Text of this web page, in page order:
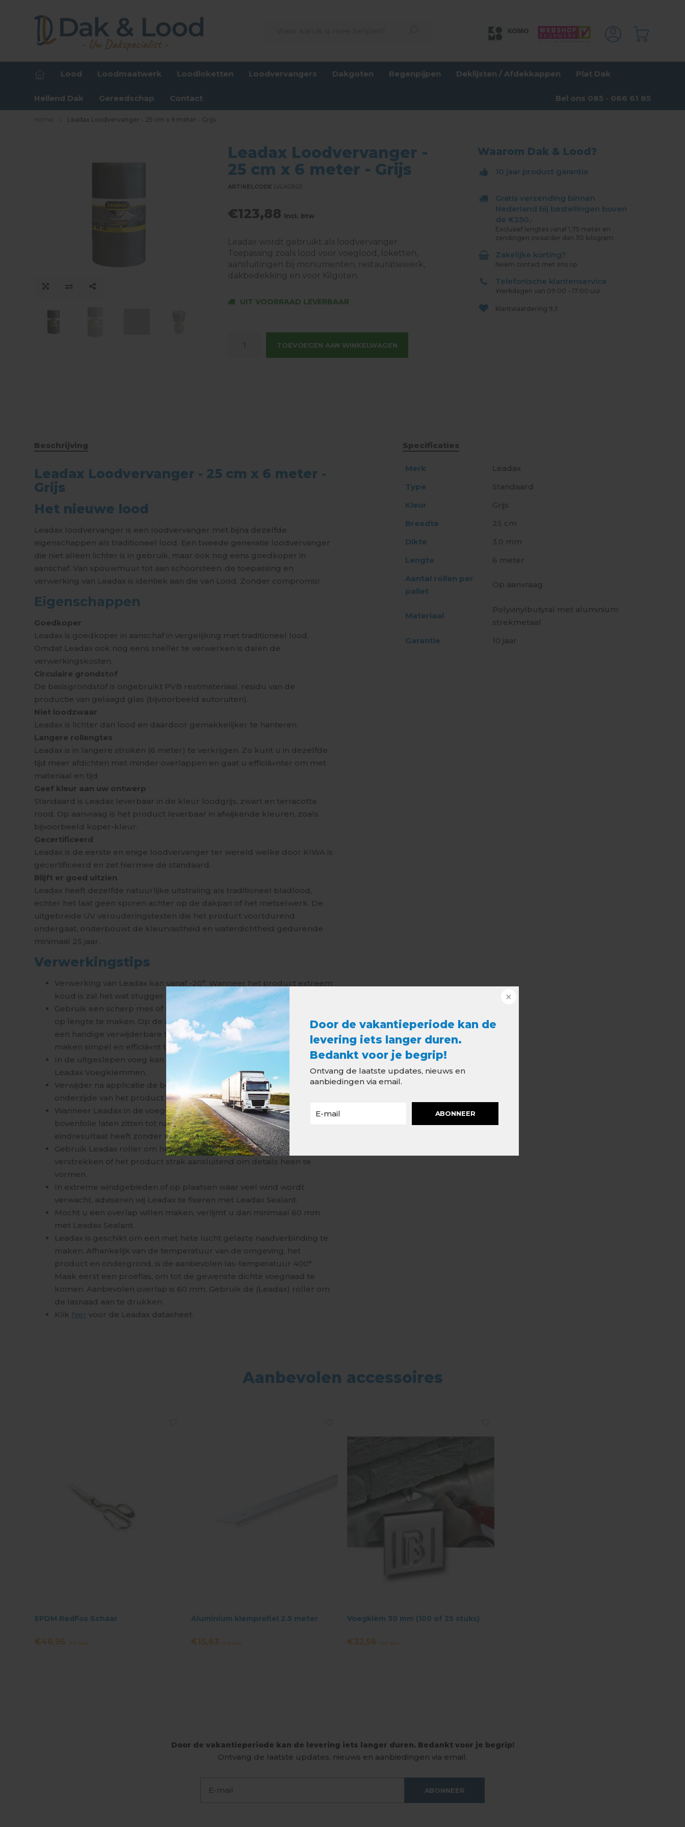
Door de vakantieperiode kan de
levering iets langer duren.
Bedankt voor je begrip!
Ontvang de laatste updates, nieuws en
aanbiedingen via email.
ABONNEER
Lood Loodmaatwerk Loodloketten Loodvervangers Dakgoten Regenpijpen Deklijsten / Afdekkappen Plat Dak
Hellend Dak Gereedschap Contact Bel ons 085 - 066 61 85
Leadax Loodvervanger - 25 cm x 6 meter - Grijs
Leadax Loodvervanger -
25 cm x 6 meter - Grijs
ARTIKELCODE LVLXGR25
€123,88 Incl. btw
Leadax wordt gebruikt als loodvervanger.
Toepassing zoals lood voor voeglood, loketten,
aansluitingen bij monumenten, restauratiewerk,
dakbedekking en voor Kilgoten.
UIT VOORRAAD LEVERBAAR
TOEVOEGEN AAN WINKELWAGEN
Waarom Dak & Lood?
10 jaar product garantie
Gratis verzending binnen
Nederland bij bestellingen boven
de €250,-
Exclusief lengtes vanaf 1,75 meter en
zendingen zwaarder dan 30 kilogram.
Zakelijke korting?
Neem contact met ons op
Telefonische klantenservice
Werkdagen van 09:00 - 17:00 uur
Klantwaardering 9,1!
Beschrijving Specificaties
Leadax Loodvervanger - 25 cm x 6 meter -
Grijs
Het nieuwe lood
Leadax loodvervanger is een loodvervanger met bijna dezelfde
eigenschappen als traditioneel lood. Een tweede generatie loodvervanger
die niet alleen lichter is in gebruik, maar ook nog eens goedkoper in
aanschaf. Van spouwmuur tot aan schoorsteen, de toepassing en
verwerking van Leadax is identiek aan die van Lood. Zonder compromis!
Eigenschappen
Goedkoper
Leadax is goedkoper in aanschaf in vergelijking met traditioneel lood.
Omdat Leadax ook nog eens sneller te verwerken is dalen de
verwerkingskosten.
Circulaire grondstof
De basisgrondstof is ongebruikt PVB restmateriaal, residu van de
productie van gelaagd glas (bijvoorbeeld autoruiten).
Niet loodzwaar
Leadax is lichter dan lood en daardoor gemakkelijker te hanteren.
Langere rollengtes
Leadax is in langere stroken (6 meter) te verkrijgen. Zo kunt u in dezelfde
tijd meer afdichten met minder overlappen en gaat u efficià«nter om met
materiaal en tijd.
Geef kleur aan uw ontwerp
Standaard is Leadax leverbaar in de kleur loodgrijs, zwart en terracotta
rood. Op aanvraag is het product leverbaar in afwijkende kleuren, zoals
bijvoorbeeld koper-kleur.
Gecertificeerd
Leadax is de eerste en enige loodvervanger ter wereld welke door KIWA is
gecertificeerd en zet hiermee de standaard.
Blijft er goed uitzien
Leadax heeft dezelfde natuurlijke uitstraling als traditioneel bladlood,
echter het laat geen sporen achter op de dakpan of het metselwerk. De
uitgebreide UV verouderingstesten die het product voortdurend
ondergaat, onderbouwt de kleurvastheid en waterdichtheid gedurende
minimaal 25 jaar.
Verwerkingstips
Verwerking van Leadax kan vanaf -20°. Wanneer het product extreem
koud is zal het wat stugger zijn in de verwerking.
Gebruik een scherp mes of Leadax schaar om het product eenvoudig
op lengte te maken. Op de achterzijde van het product bevindt zich
een handige verwijderbare folie met 5x5 cm raster om op maat
maken simpel en efficià«nt te houden.
In de uitgeslepen voeg kan het product worden vastgezet met
Leadax Voegklemmen.
Verwijder na applicatie de beschermingsfolie van de boven- en
onderzijde van het product.
Wanneer Leadax in de voeg wordt verwerkt, kunt u een deel van de
bovenfolie laten zitten tot na het voegwerk, zodat u een schoon
eindresultaat heeft zonder voegmortel op het product.
Gebruik Leadax roller om het product tot onder in de dakpan te
verstrekken of het product strak aansluitend om details heen te
vormen.
In extreme windgebieden of op plaatsen waar veel wind wordt
verwacht, adviseren wij Leadax te fixeren met Leadax Sealant.
Mocht u een overlap willen maken, verlijmt u dan minimaal 60 mm
met Leadax Sealant.
Leadax is geschikt om een met hete lucht gelaste naadverbinding te
maken. Afhankelijk van de temperatuur van de omgeving, het
product en ondergrond, is de aanbevolen las-temperatuur 400°
Maak eerst een proeflas, om tot de gewenste dichte voegnaad te
komen. Aanbevolen overlap is 60 mm. Gebruik de (Leadax) roller om
de lasnaad aan te drukken.
Klik hier voor de Leadax datasheet.
Merk
Leadax
Type
Standaard
Kleur
Grijs
Breedte
25 cm
Dikte
3,0 mm
Lengte
6 meter
Aantal rollen per
pallet
Op aanvraag
Materiaal
Polyvinylbutyral met aluminium
strekmetaal
Garantie
10 jaar
Aanbevolen accessoires
EPDM RedFox Schaar
€46,95 Incl. btw
Aluminium klemprofiel 2.5 meter
€15,63 Incl. btw
Voegklem 30 mm (100 of 25 stuks)
€32,56 Incl. btw
Door de vakantieperiode kan de levering iets langer duren. Bedankt voor je begrip!
Ontvang de laatste updates, nieuws en aanbiedingen via email.
ABONNEER